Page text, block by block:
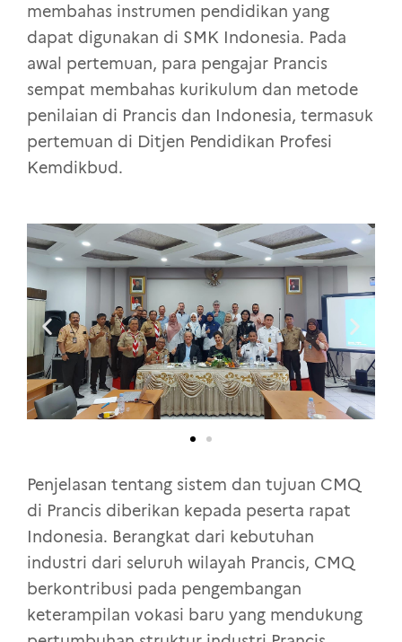
membahas instrumen pendidikan yang
dapat digunakan di SMK Indonesia. Pada
awal pertemuan, para pengajar Prancis
sempat membahas kurikulum dan metode
penilaian di Prancis dan Indonesia, termasuk
pertemuan di Ditjen Pendidikan Profesi
Kemdikbud.
Penjelasan tentang sistem dan tujuan CMQ
di Prancis diberikan kepada peserta rapat
Indonesia. Berangkat dari kebutuhan
industri dari seluruh wilayah Prancis, CMQ
berkontribusi pada pengembangan
keterampilan vokasi baru yang mendukung